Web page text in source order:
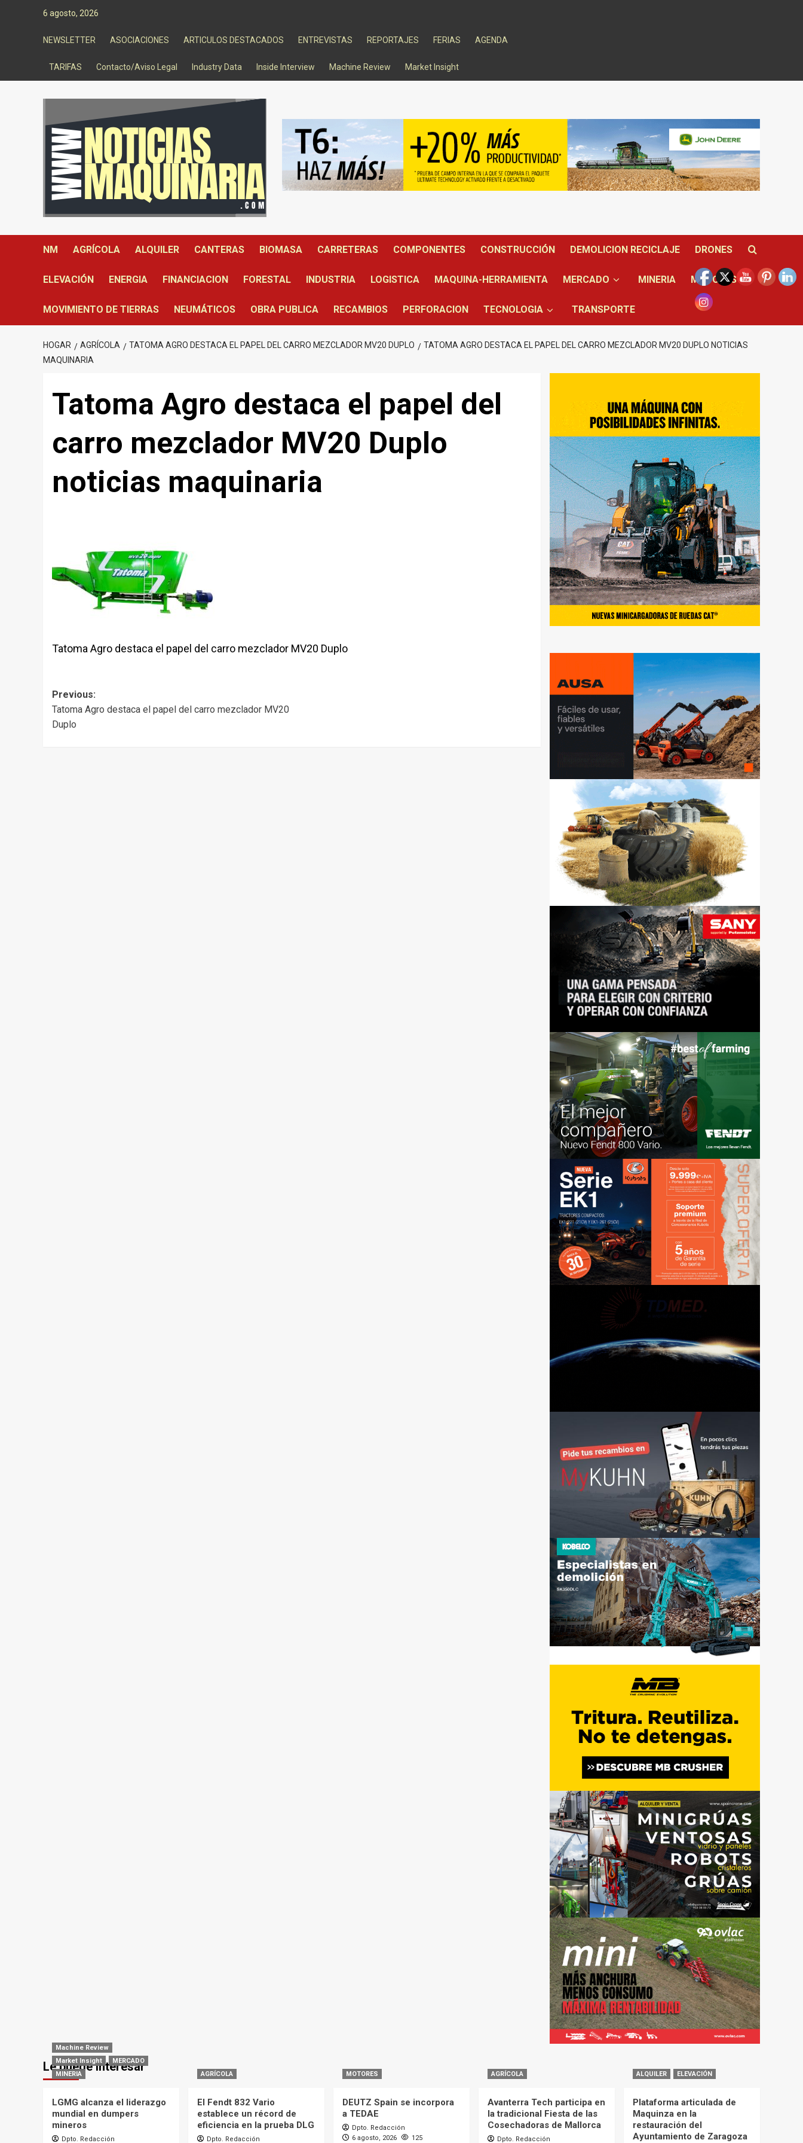
6 agosto, 2026
NEWSLETTER ASOCIACIONES ARTICULOS DESTACADOS ENTREVISTAS REPORTAJES FERIAS AGENDA
TARIFAS Contacto/Aviso Legal Industry Data Inside Interview Machine Review Market Insight
NM AGRÍCOLA ALQUILER CANTERAS BIOMASA CARRETERAS COMPONENTES CONSTRUCCIÓN DEMOLICION RECICLAJE DRONES
ELEVACIÓN ENERGIA FINANCIACION FORESTAL INDUSTRIA LOGISTICA MAQUINA-HERRAMIENTA MERCADO MINERIA MOTORES
MOVIMIENTO DE TIERRAS NEUMÁTICOS OBRA PUBLICA RECAMBIOS PERFORACION TECNOLOGIA TRANSPORTE
HOGAR AGRÍCOLA TATOMA AGRO DESTACA EL PAPEL DEL CARRO MEZCLADOR MV20 DUPLO
TATOMA AGRO DESTACA EL PAPEL DEL CARRO MEZCLADOR MV20 DUPLO NOTICIAS
MAQUINARIA
Tatoma Agro destaca el papel del
carro mezclador MV20 Duplo
noticias maquinaria
Tatoma Agro destaca el papel del carro mezclador MV20 Duplo
Post
navigation
Previous:
Tatoma Agro destaca el papel del carro mezclador MV20
Duplo
Le puede interesar
Machine Review
Market Insight
MERCADO
MINERIA
LGMG alcanza el liderazgo
mundial en dumpers
mineros
Dpto. Redacción
AGRÍCOLA
El Fendt 832 Vario
establece un récord de
eficiencia en la prueba DLG
Dpto. Redacción
MOTORES
DEUTZ Spain se incorpora
a TEDAE
Dpto. Redacción
6 agosto, 2026
125
AGRÍCOLA
Avanterra Tech participa en
la tradicional Fiesta de las
Cosechadoras de Mallorca
Dpto. Redacción
ALQUILER ELEVACIÓN
Plataforma articulada de
Maquinza en la
restauración del
Ayuntamiento de Zaragoza